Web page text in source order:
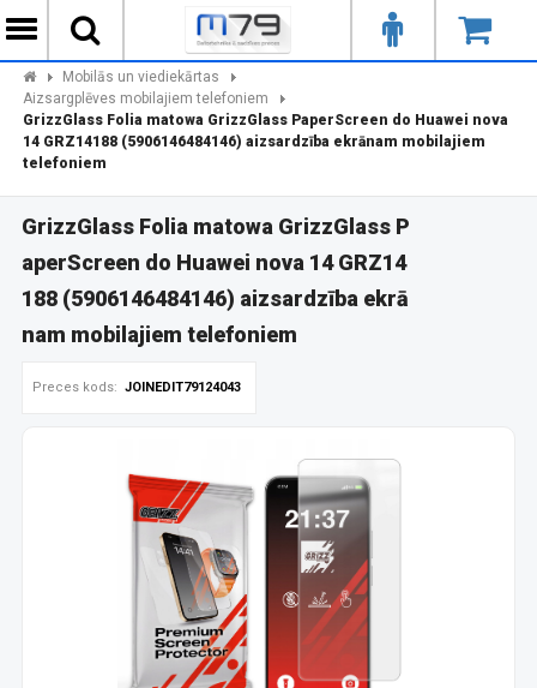
Mobilās un viediekārtas
Aizsargplēves mobilajiem telefoniem
GrizzGlass Folia matowa GrizzGlass PaperScreen do Huawei nova
14 GRZ14188 (5906146484146) aizsardzība ekrānam mobilajiem
telefoniem
GrizzGlass Folia matowa GrizzGlass P
aperScreen do Huawei nova 14 GRZ14
188 (5906146484146) aizsardzība ekrā
nam mobilajiem telefoniem
Preces kods: JOINEDIT79124043